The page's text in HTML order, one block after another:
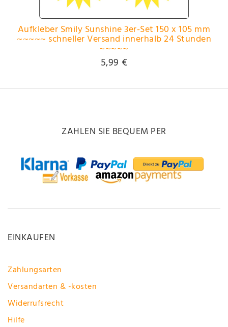
Aufkleber Smily Sunshine 3er-Set 150 x 105 mm
~~~~~ schneller Versand innerhalb 24 Stunden
~~~~~
5,99 €
ZAHLEN SIE BEQUEM PER
EINKAUFEN
Zahlungsarten
Versandarten & -kosten
Widerrufsrecht
Hilfe